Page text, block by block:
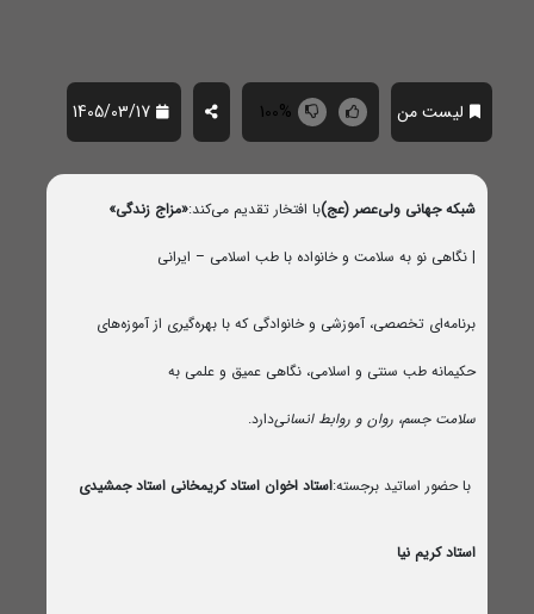
لیست من 100%
1405/03/17
شبکه جهانی ولی‌عصر (عج)با افتخار تقدیم می‌کند:«مزاج زندگی»
| نگاهی نو به سلامت و خانواده با طب اسلامی – ایرانی
برنامه‌ای تخصصی، آموزشی و خانوادگی که با بهره‌گیری از آموزه‌های
حکیمانه طب سنتی و اسلامی، نگاهی عمیق و علمی به
سلامت جسم، روان و روابط انسانیدارد.
با حضور اساتید برجسته:استاد اخوان استاد کریمخانی استاد جمشیدی
استاد کریم نیا